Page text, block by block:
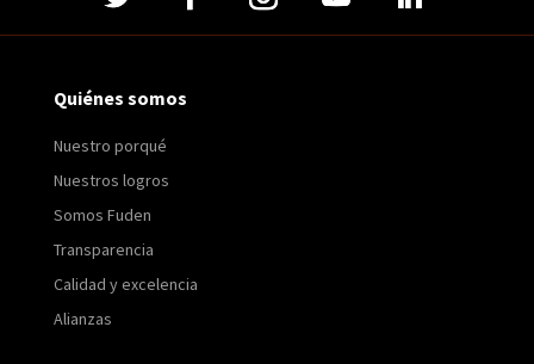
Quiénes somos
Nuestro porqué
Nuestros logros
Somos Fuden
Transparencia
Calidad y excelencia
Alianzas